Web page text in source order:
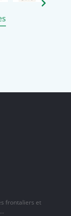
frontaliers et